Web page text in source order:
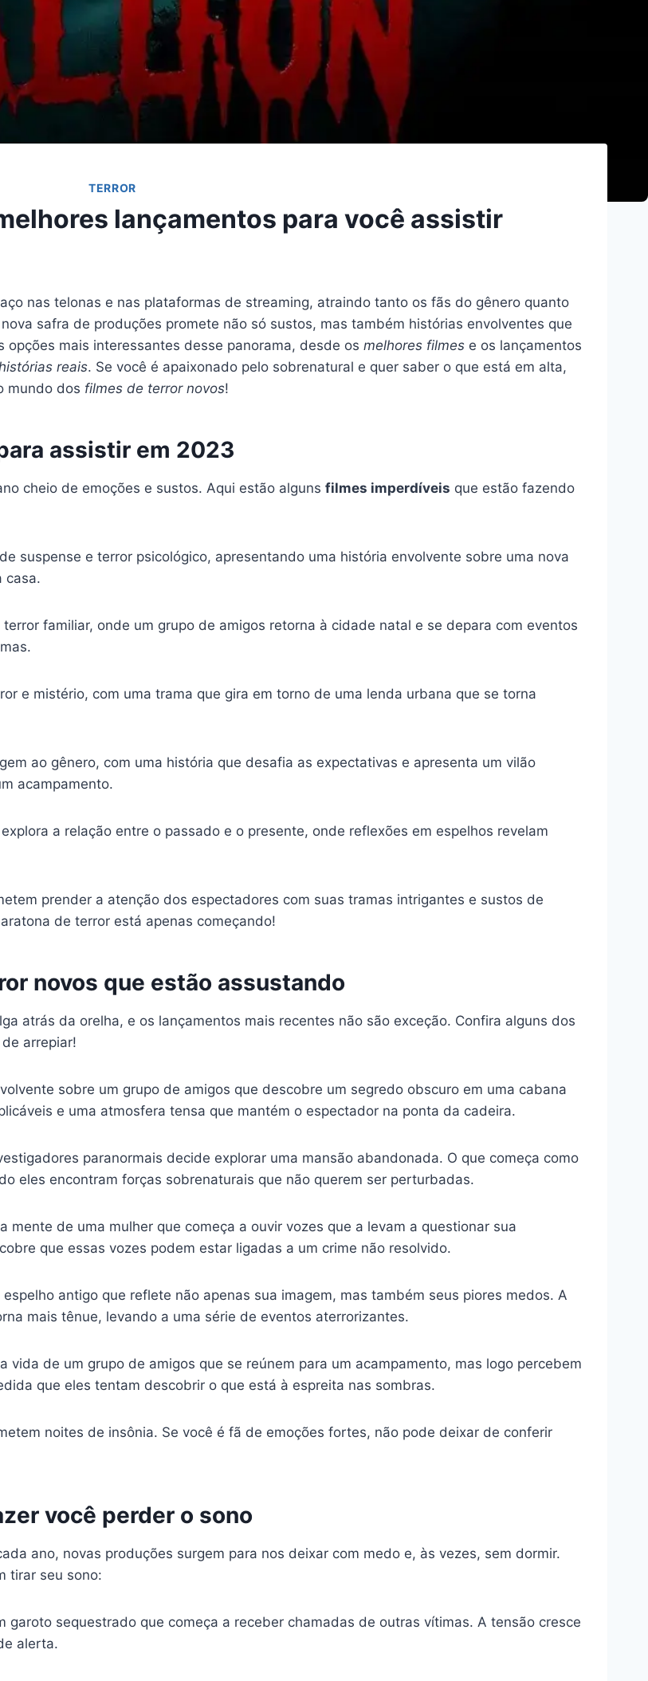
TERROR
lançamentos para você assistir
nas telonas e nas plataformas de streaming, atraindo tanto os fãs do gênero quanto
safra de produções promete não só sustos, mas também histórias envolventes que
mais interessantes desse panorama, desde os melhores filmes e os lançamentos
reais. Se você é apaixonado pelo sobrenatural e quer saber o que está em alta,
mundo dos filmes de terror novos!
assistir em 2023
cheio de emoções e sustos. Aqui estão alguns filmes imperdíveis que estão fazendo
suspense e terror psicológico, apresentando uma história envolvente sobre uma nova
casa.
familiar, onde um grupo de amigos retorna à cidade natal e se depara com eventos
e mistério, com uma trama que gira em torno de uma lenda urbana que se torna
ao gênero, com uma história que desafia as expectativas e apresenta um vilão
acampamento.
a relação entre o passado e o presente, onde reflexões em espelhos revelam
prender a atenção dos espectadores com suas tramas intrigantes e sustos de
de terror está apenas começando!
novos que estão assustando
atrás da orelha, e os lançamentos mais recentes não são exceção. Confira alguns dos
arrepiar!
sobre um grupo de amigos que descobre um segredo obscuro em uma cabana
e uma atmosfera tensa que mantém o espectador na ponta da cadeira.
paranormais decide explorar uma mansão abandonada. O que começa como
eles encontram forças sobrenaturais que não querem ser perturbadas.
mente de uma mulher que começa a ouvir vozes que a levam a questionar sua
que essas vozes podem estar ligadas a um crime não resolvido.
antigo que reflete não apenas sua imagem, mas também seus piores medos. A
mais tênue, levando a uma série de eventos aterrorizantes.
vida de um grupo de amigos que se reúnem para um acampamento, mas logo percebem
que eles tentam descobrir o que está à espreita nas sombras.
noites de insônia. Se você é fã de emoções fortes, não pode deixar de conferir
você perder o sono
ano, novas produções surgem para nos deixar com medo e, às vezes, sem dormir.
tirar seu sono:
garoto sequestrado que começa a receber chamadas de outras vítimas. A tensão cresce
alerta.